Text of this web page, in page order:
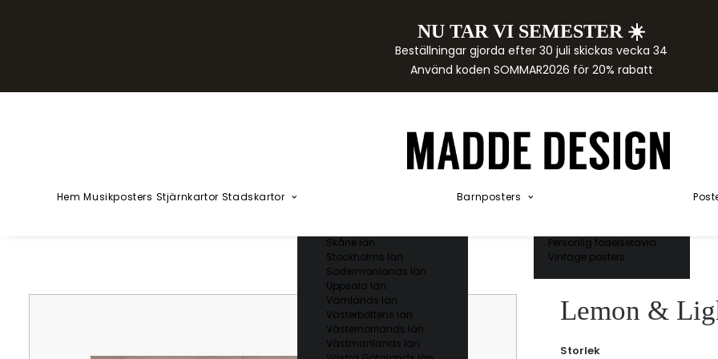
NU TAR VI SEMESTER ☀️
Beställningar gjorda efter 30 juli skickas vecka 34
Använd koden SOMMAR2026 för 20% rabatt
Hem Musikposters Stjärnkartor Stadskartor
Skåne län
Stockholms län
Södermanlands län
Uppsala län
Vämlands län
Västerbottens län
Västernorrlands län
Västmanlands län
Barnposters
Akvarellposters
Personlig födelsetavla
Vintage posters
Lemon &
Storlek